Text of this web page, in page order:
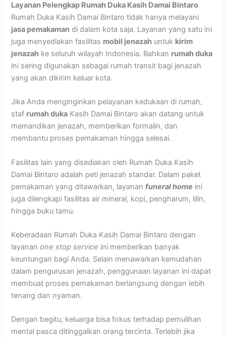
Layanan Pelengkap Rumah Duka Kasih Damai Bintaro
Rumah Duka Kasih Damai Bintaro tidak hanya melayani
jasa pemakaman di dalam kota saja. Layanan yang satu ini
juga menyediakan fasilitas mobil jenazah untuk kirim
jenazah ke seluruh wilayah Indonesia. Bahkan rumah duka
ini sering digunakan sebagai rumah transit bagi jenazah
yang akan dikirim keluar kota.
Jika Anda menginginkan pelayanan kedukaan di rumah,
staf rumah duka Kasih Damai Bintaro akan datang untuk
memandikan jenazah, memberikan formalin, dan
membantu proses pemakaman hingga selesai.
Fasilitas lain yang disediakan oleh Rumah Duka Kasih
Damai Bintaro adalah peti jenazah standar. Dalam paket
pemakaman yang ditawarkan, layananfuneral home ini
juga dilengkapi fasilitas air mineral, kopi, pengharum, lilin,
hingga buku tamu.
Keberadaan Rumah Duka Kasih Damai Bintaro dengan
layananone stop service ini memberikan banyak
keuntungan bagi Anda. Selain menawarkan kemudahan
dalam pengurusan jenazah, penggunaan layanan ini dapat
membuat proses pemakaman berlangsung dengan lebih
tenang dan nyaman.
Dengan begitu, keluarga bisa fokus terhadap pemulihan
mental pasca ditinggalkan orang tercinta. Terlebih jika